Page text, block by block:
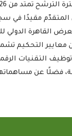
(الدورة 57)، المقرر إقامته من 21
معايير التحكيم
التقنيات
فضلًا عن